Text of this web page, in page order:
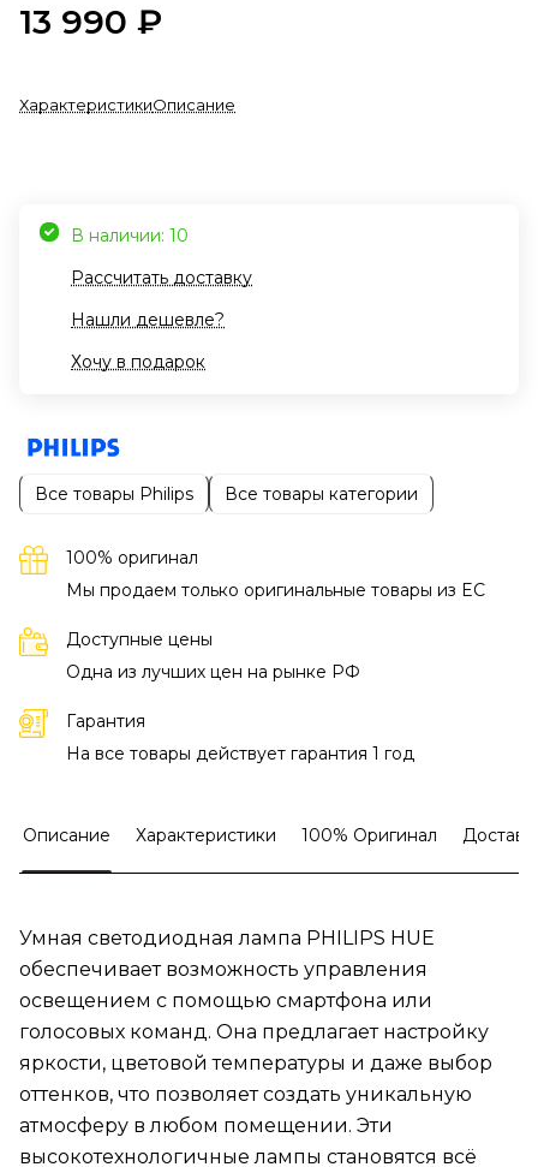
13 990 ₽
ХарактеристикиОписание
В наличии: 10
Рассчитать доставку
Нашли дешевле?
Хочу в подарок
Все товары Philips Все товары категории
100% оригинал
Мы продаем только оригинальные товары из EC
Доступные цены
Одна из лучших цен на рынке РФ
Гарантия
На все товары действует гарантия 1 год
Описание Характеристики 100% Оригинал
Умная светодиодная лампа PHILIPS HUE
обеспечивает возможность управления
освещением с помощью смартфона или
голосовых команд. Она предлагает настройку
яркости, цветовой температуры и даже выбор
оттенков, что позволяет создать уникальную
атмосферу в любом помещении. Эти
высокотехнологичные лампы становятся всё